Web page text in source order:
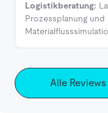
Logistikberatung:
Prozessplanung
Alle